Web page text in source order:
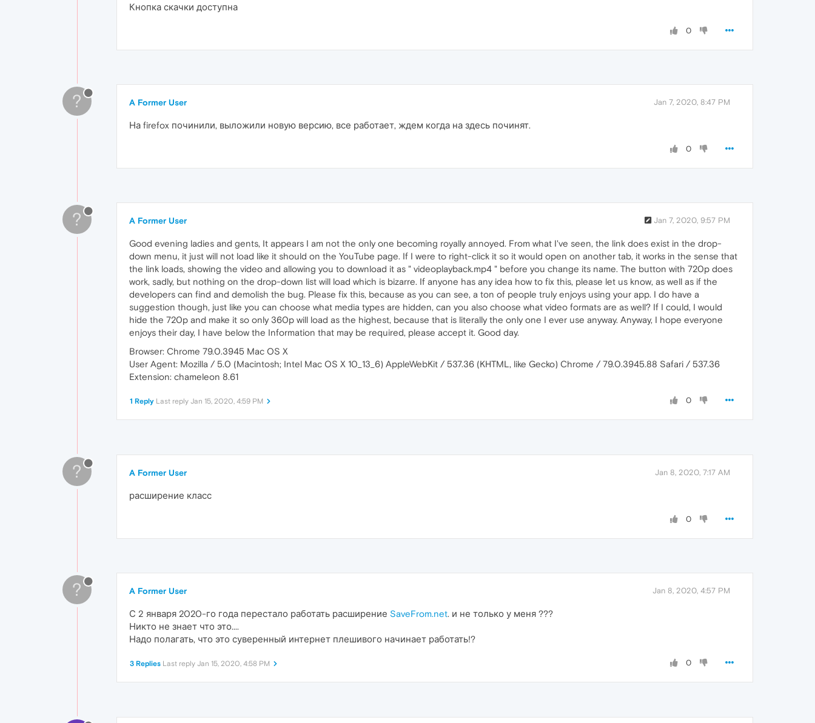
Кнопка скачки доступна
0
? A Former User Jan 7, 2020, 8:47 PM
На firefox починили, выложили новую версию, все работает, ждем когда на здесь починят.
0
? A Former User Jan 7, 2020, 9:57 PM
Good evening ladies and gents, It appears I am not the only one becoming royally annoyed. From what I've seen, the link does exist in the drop-
down menu, it just will not load like it should on the YouTube page. If I were to right-click it so it would open on another tab, it works in the sense that
the link loads, showing the video and allowing you to download it as " videoplayback.mp4 " before you change its name. The button with 720p does
work, sadly, but nothing on the drop-down list will load which is bizarre. If anyone has any idea how to fix this, please let us know, as well as if the
developers can find and demolish the bug. Please fix this, because as you can see, a ton of people truly enjoys using your app. I do have a
suggestion though, just like you can choose what media types are hidden, can you also choose what video formats are as well? If I could, I would
hide the 720p and make it so only 360p will load as the highest, because that is literally the only one I ever use anyway. Anyway, I hope everyone
enjoys their day, I have below the Information that may be required, please accept it. Good day.
Browser: Chrome 79.0.3945 Mac OS X
User Agent: Mozilla / 5.0 (Macintosh; Intel Mac OS X 10_13_6) AppleWebKit / 537.36 (KHTML, like Gecko) Chrome / 79.0.3945.88 Safari / 537.36
Extension: chameleon 8.61
0
1 Reply Last reply Jan 15, 2020, 4:59 PM
? A Former User Jan 8, 2020, 7:17 AM
расширение класс
0
? A Former User Jan 8, 2020, 4:57 PM
С 2 января 2020-го года перестало работать расширение SaveFrom.net. и не только у меня ???
Никто не знает что это....
Надо полагать, что это суверенный интернет плешивого начинает работать!?
0
3 Replies Last reply Jan 15, 2020, 4:58 PM